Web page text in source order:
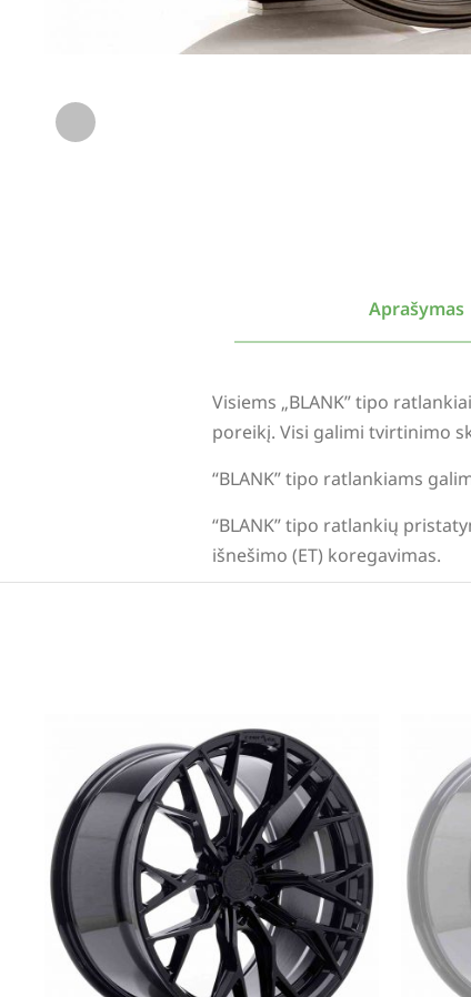
Aprašymas
Visiems „BLANK” tipo
poreikį. Visi galimi tvirtinimo
“BLANK” tipo ratlankiams
“BLANK” tipo ratlankių
išnešimo (ET) koregavimas.